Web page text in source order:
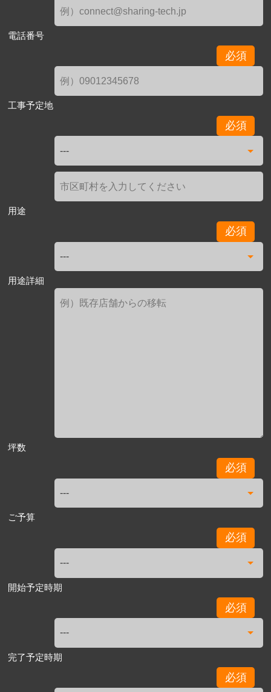
電話番号
必須
工事予定地
必須
用途
必須
用途詳細
坪数
必須
ご予算
必須
開始予定時期
必須
完了予定時期
必須